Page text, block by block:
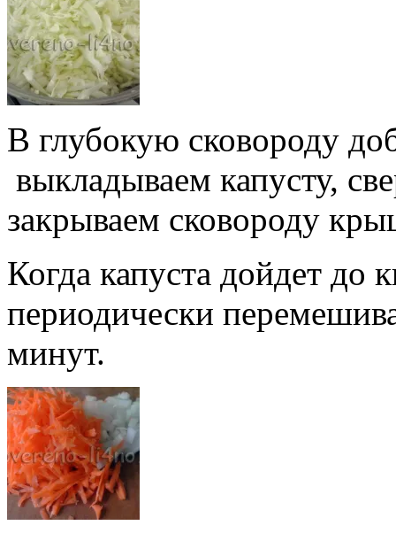
В глубокую сковороду
выкладываем капусту,
закрываем сковороду
Когда капуста дойдет до
периодически
минут.